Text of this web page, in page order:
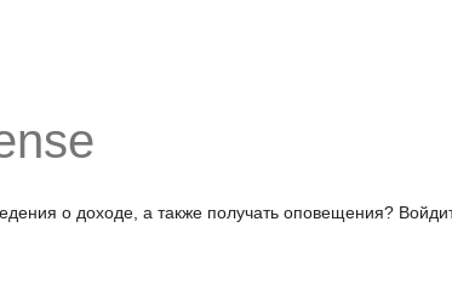
о доходе, а также получать оповещения?